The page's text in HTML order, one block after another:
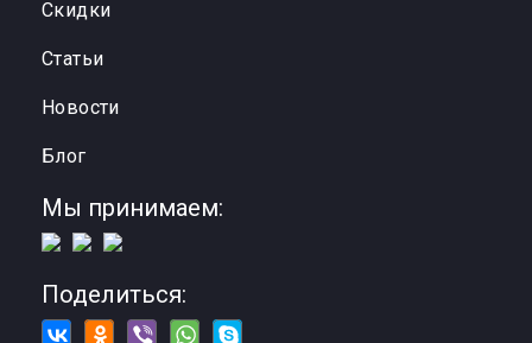
Cкидки
Статьи
Новости
Блог
Мы принимаем:
Поделиться: